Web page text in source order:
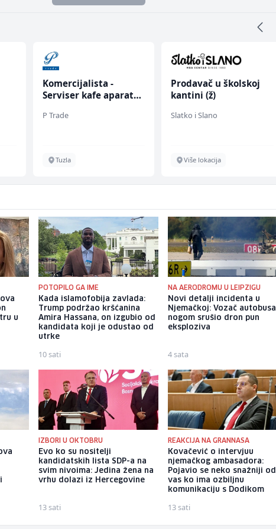
Prodavač u školskoj
kantini (ž)
Slatko i Slano
Više lokacija
Bravar -
Elektrozavarivač (m)
Mountain
Sarajevo
u
POTOPILO GA IME
Kada islamofobija zavlada:
Trump podržao kršćanina
Amira Hassana, on izgubio od
kandidata koji je odustao od
utrke
10 sati
NA AERODROMU U LEIPZIGU
Novi detalji incidenta u
Njemačkoj: Vozač autobusa
nogom srušio dron pun
eksploziva
4 sata
IZBORI U OKTOBRU
Evo ko su nositelji
kandidatskih lista SDP-a na
svim nivoima: Jedina žena na
vrhu dolazi iz Hercegovine
13 sati
REAKCIJA NA GRANNASA
Kovačević o intervjuu
njemačkog ambasadora:
Pojavio se neko snažniji od
vas ko ima ozbiljnu
komunikaciju s Dodikom
13 sati